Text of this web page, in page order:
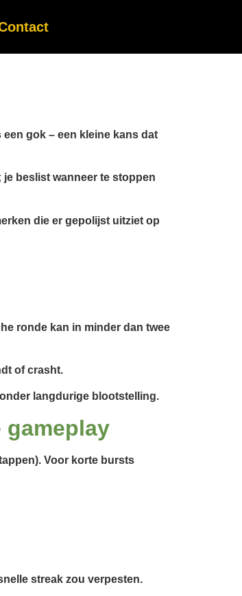
gok – een kleine kans dat
beslist wanneer te stoppen
die er gepolijst uitziet op
ronde kan in minder dan twee
of crasht.
langdurige blootstelling.
gameplay
Voor korte bursts
streak zou verpesten.